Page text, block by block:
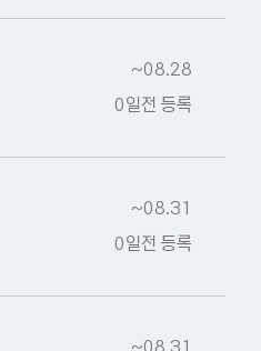
~08.28
0일전 등록
~08.31
0일전 등록
~08.31